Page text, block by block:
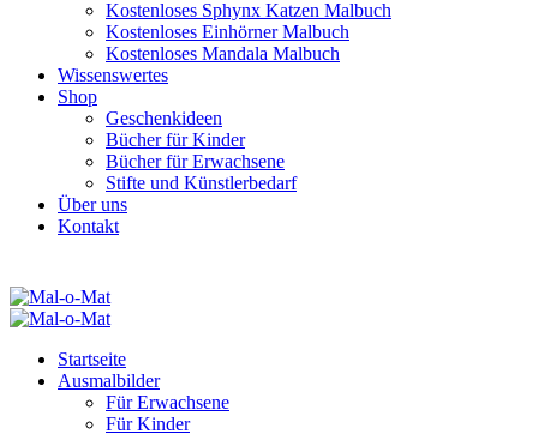
Kostenloses Sphynx Katzen Malbuch
Kostenloses Einhörner Malbuch
Kostenloses Mandala Malbuch
Wissenswertes
Shop
Geschenkideen
Bücher für Kinder
Bücher für Erwachsene
Stifte und Künstlerbedarf
Über uns
Kontakt
Startseite
Ausmalbilder
Für Erwachsene
Für Kinder